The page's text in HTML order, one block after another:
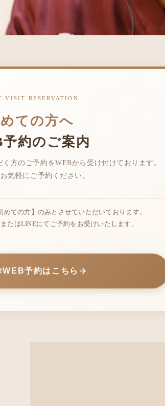
VISIT RESERVATION
ての方へ
約のご案内
方のご予約をWEBから受け付けております。
気軽にご予約ください。
ての方】のみとさせていただいております。
たはLINEにてご予約をお受けいたします。
WEB予約はこちら